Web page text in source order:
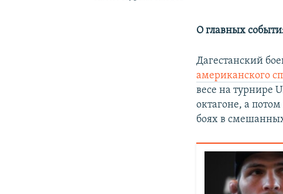
О главных
Дагестанский
американского
весе на турнире
октагоне, а
боях в